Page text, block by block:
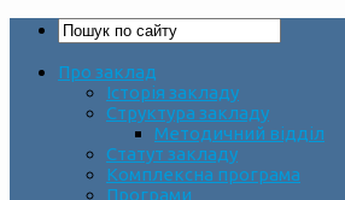
Про заклад
Історія закладу
Структура закладу
Методичний відділ
Статут закладу
Комплексна програма
Програми